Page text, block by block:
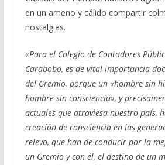
en un ameno y cálido compartir
nostalgias.
«Para el Colegio de Contadores
Carabobo, es de vital importancia
del Gremio, porque un «hombre sin
hombre sin consciencia», y
actuales que atraviesa nuestro país,
creación de consciencia en las
relevo, que han de conducir por la
un Gremio y con él, el destino de un